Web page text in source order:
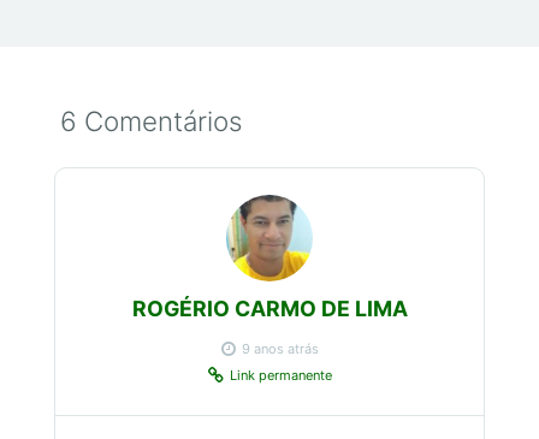
6 Comentários
ROGÉRIO CARMO DE LIMA
9 anos atrás
Link permanente